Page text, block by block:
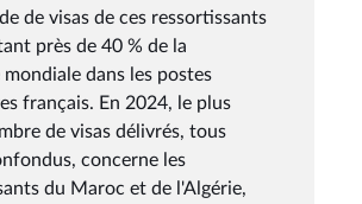
de visas de ces ressortissants
près de 40 % de la
mondiale dans les postes
français. En 2024, le plus
de visas délivrés, tous
concerne les
du Maroc et de l'Algérie,